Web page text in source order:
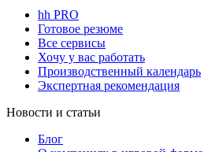
hh PRO
Готовое резюме
Все сервисы
Хочу у вас работать
Производственный календарь
Экспертная рекомендация
Новости и статьи
Блог